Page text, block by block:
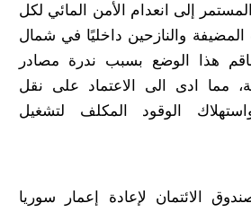
إلى انعدام الأمن المائي لكل
والنازحين داخليًا في شمال
هذا الوضع بسبب ندرة مصادر
مما ادى الى الاعتماد على نقل
الوقود المكلف لتشغيل
الائتمان لإعادة إعمار سوريا